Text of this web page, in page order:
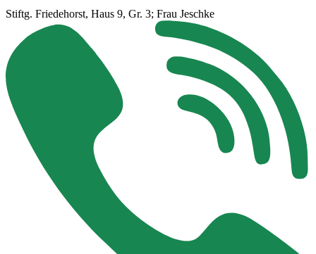
Stiftg. Friedehorst, Haus 9, Gr. 3; Frau Jeschke